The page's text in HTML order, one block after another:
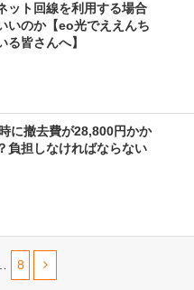
ット回線を利用する場合
いのか【eo光でええんち
る皆さんへ】
に撤去費が28,800円かか
負担しなければならない
8